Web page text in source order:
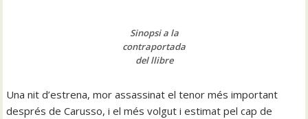
Sinopsi a la
contraportada
del llibre
Una nit d’estrena, mor assassinat el tenor més important
després de Carusso, i el més volgut i estimat pel cap de